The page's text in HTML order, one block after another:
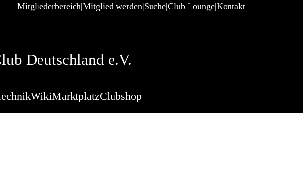
Mitgliederbereich Mitglied werden Suche Club Lounge Kontakt
Deutschland e.V.
WikiMarktplatzClubshop